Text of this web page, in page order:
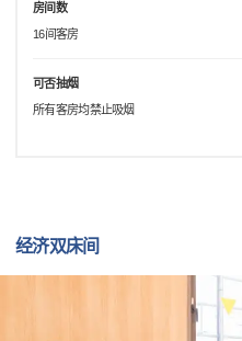
房间数
16间客房
可否抽烟
所有客房均禁止吸烟
经济双床间